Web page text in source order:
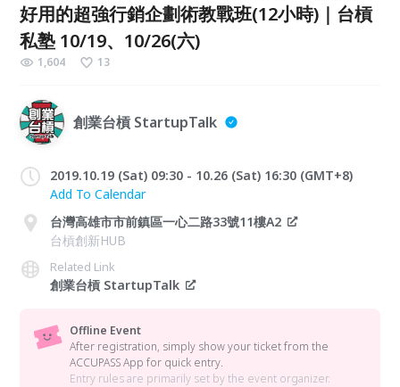
好用的超強行銷企劃術教戰班(12小時)｜台槓
私塾 10/19、10/26(六)
1,604 13
創業台槓 StartupTalk
2019.10.19 (Sat) 09:30 - 10.26 (Sat) 16:30 (GMT+8)
Add To Calendar
台灣高雄市市前鎮區一心二路33號11樓A2
台槓創新HUB
Related Link
創業台槓 StartupTalk
Offline Event
After registration, simply show your ticket from the
ACCUPASS App for quick entry.
Entry rules are primarily set by the event organizer.